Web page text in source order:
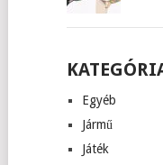
Egyéb
Jármű
Játék